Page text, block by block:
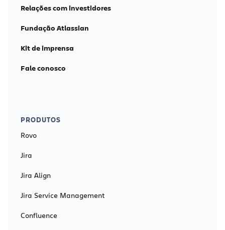
Relações com investidores
Fundação Atlassian
Kit de imprensa
Fale conosco
PRODUTOS
Rovo
Jira
Jira Align
Jira Service Management
Confluence